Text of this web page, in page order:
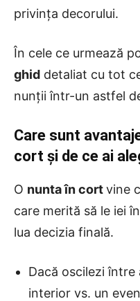
privința decorului.
În cele ce urmează
ghid detaliat cu tot
nunții într-un astfel
Care sunt
cort și de ce ai
O nunta în cortvine
care merită să le iei
lua decizia finală.
Dacă oscilezi
interior vs. un